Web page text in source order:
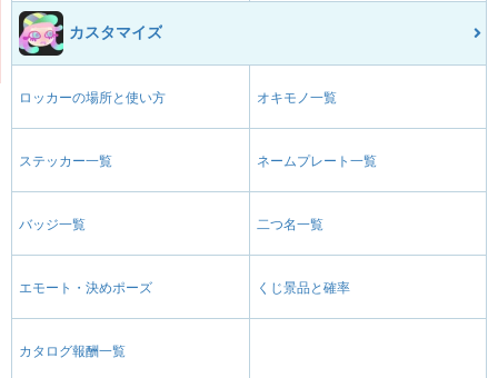
カスタマイズ
ロッカーの場所と使い方 オキモノ一覧
ステッカー一覧 ネームプレート一覧
バッジ一覧 二つ名一覧
エモート・決めポーズ くじ景品と確率
カタログ報酬一覧